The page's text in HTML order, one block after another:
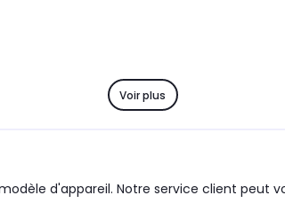
Voir plus
d'appareil. Notre service client peut